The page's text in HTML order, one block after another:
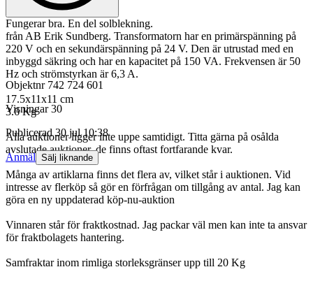
Fungerar bra. En del solblekning.
från AB Erik Sundberg. Transformatorn har en primärspänning på
220 V och en sekundärspänning på 24 V. Den är utrustad med en
inbyggd säkring och har en kapacitet på 150 VA. Frekvensen är 50
Hz och strömstyrkan är 6,3 A.
17.5x11x11 cm
3.6 Kg
Alla auktioner ligger inte uppe samtidigt. Titta gärna på osålda
avslutade auktioner, de finns oftast fortfarande kvar.
Många av artiklarna finns det flera av, vilket står i auktionen. Vid
intresse av flerköp så gör en förfrågan om tillgång av antal. Jag kan
göra en ny uppdaterad köp-nu-auktion
Vinnaren står för fraktkostnad. Jag packar väl men kan inte ta ansvar
för fraktbolagets hantering.
Samfraktar inom rimliga storleksgränser upp till 20 Kg
Objektnr 742 724 601
Visningar 30
Publicerad 30 jul 10:38
Anmäl Sälj liknande